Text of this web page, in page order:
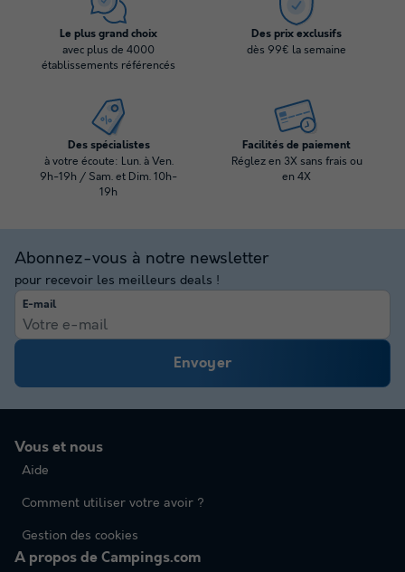
Le plus grand choix
avec plus de 4000
établissements référencés
Des prix exclusifs
dès 99€ la semaine
Des spécialistes
à votre écoute: Lun. à Ven.
9h-19h / Sam. et Dim. 10h-
19h
Facilités de paiement
Réglez en 3X sans frais ou
en 4X
Abonnez-vous à notre newsletter
pour recevoir les meilleurs deals !
E-mail
Envoyer
Vous et nous
Aide
Comment utiliser votre avoir ?
Gestion des cookies
A propos de Campings.com